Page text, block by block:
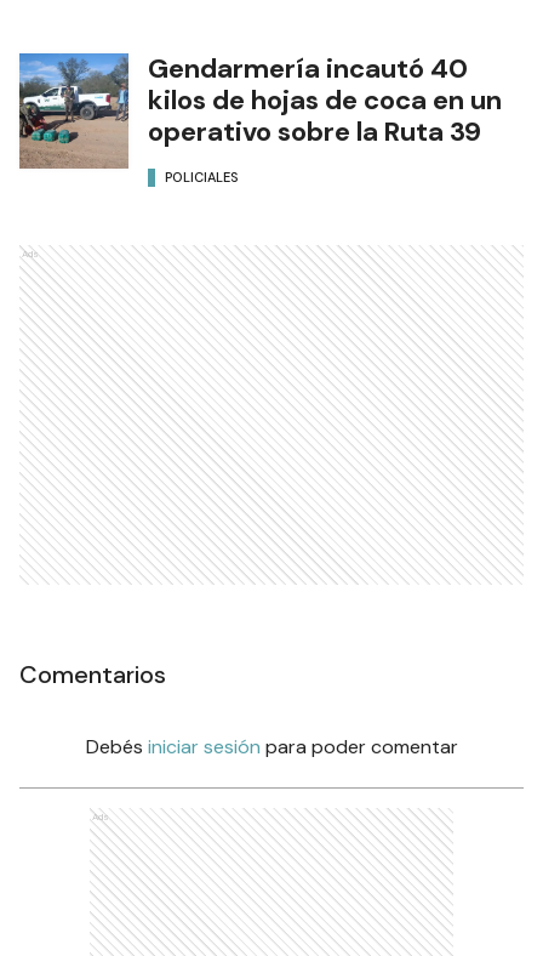
Gendarmería incautó 40
kilos de hojas de coca en un
operativo sobre la Ruta 39
POLICIALES
Ads
Comentarios
Debés iniciar sesión para poder comentar
Ads